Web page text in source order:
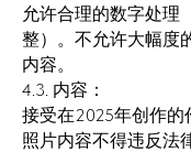
允许合理的数字处理
整）。不允许大幅度
内容。
4.3. 内容：
接受在2025年创作的
照片内容不得违反法